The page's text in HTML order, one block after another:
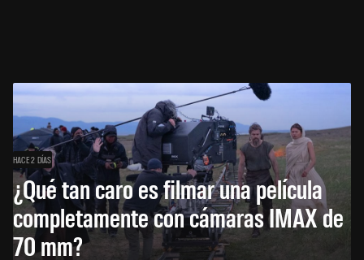
HACE 2 DÍAS
¿Qué tan caro es filmar una película
completamente con cámaras IMAX de
70 mm?